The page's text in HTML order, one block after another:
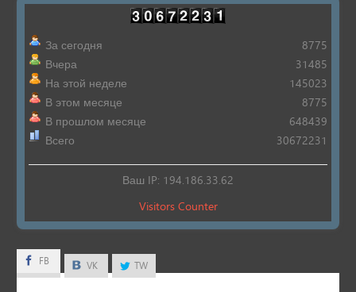
За сегодня
Вчера
На этой неделе
В этом месяце
В прошлом месяце
Всего
8775
31485
145023
8775
648439
30672231
Ваш IP: 194.186.33.62
Visitors Counter
FB
FB VK TW